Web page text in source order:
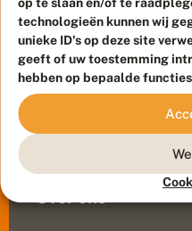
technologieën kunnen wij
unieke ID's op deze site
geeft of uw toestemming
hebben op bepaalde
d
j
e
s
de
bladeren.
De
rups
leeft
niet
van
de
hele...
Contact
Veelgestelde
Over ons
Duurzaam ontwikkeld
Blue